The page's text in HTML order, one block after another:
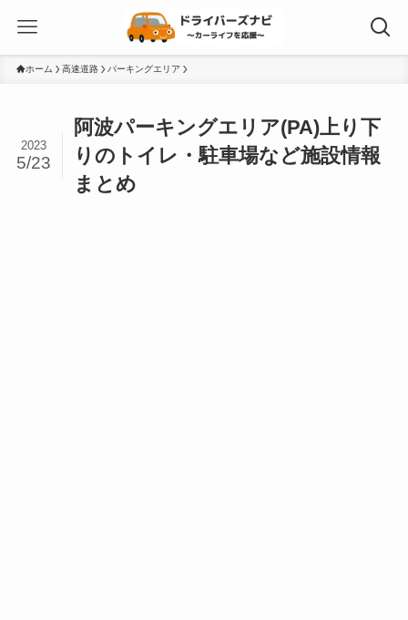
ホーム 高速道路 パーキングエリア
阿波パーキングエリア(PA)上り下
りのトイレ・駐車場など施設情報
まとめ
2023
5/23